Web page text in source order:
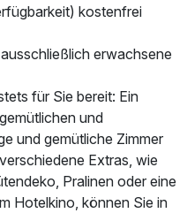
kostenfrei
erwachsene
für Sie bereit: Ein
und
und gemütliche Zimmer
Extras, wie
Pralinen oder eine
Hotelkino, können Sie in